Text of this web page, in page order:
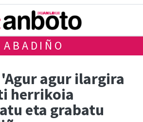
ABADIÑO
'Agur agur ilargira
herrikoia
eta grabatu